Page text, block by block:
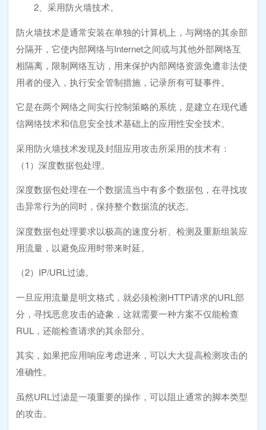
2、采用防火墙技术。
防火墙技术是通常安装在单独的计算机上，与网络的其余部
分隔开，它使内部网络与Internet之间或与其他外部网络互
相隔离，限制网络互访，用来保护内部网络资源免遭非法使
用者的侵入，执行安全管制措施，记录所有可疑事件。
它是在两个网络之间实行控制策略的系统，是建立在现代通
信网络技术和信息安全技术基础上的应用性安全技术。
采用防火墙技术发现及封阻应用攻击所采用的技术有：
（1）深度数据包处理。
深度数据包处理在一个数据流当中有多个数据包，在寻找攻
击异常行为的同时，保持整个数据流的状态。
深度数据包处理要求以极高的速度分析、检测及重新组装应
用流量，以避免应用时带来时延。
（2）IP/URL过滤。
一旦应用流量是明文格式，就必须检测HTTP请求的URL部
分，寻找恶意攻击的迹象，这就需要一种方案不仅能检查
RUL，还能检查请求的其余部分。
其实，如果把应用响应考虑进来，可以大大提高检测攻击的
准确性。
虽然URL过滤是一项重要的操作，可以阻止通常的脚本类型
的攻击。